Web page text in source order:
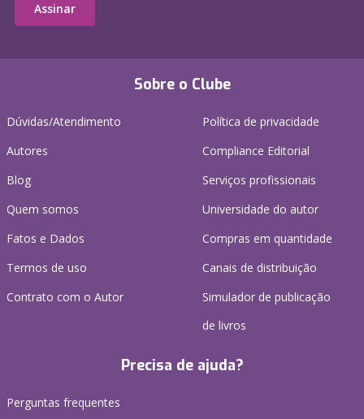
Sobre o Clube
Dúvidas/Atendimento
Autores
Blog
Quem somos
Fatos e Dados
Termos de uso
Contrato com o Autor
Política de privacidade
Compliance Editorial
Serviços profissionais
Universidade do autor
Compras em quantidade
Canais de distribuição
Simulador de publicação
de livros
Precisa de ajuda?
Perguntas frequentes
Assinar